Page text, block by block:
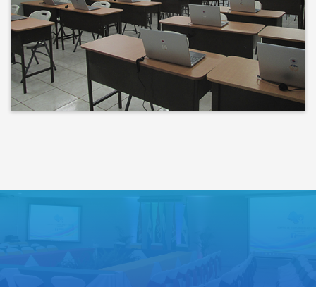
Bienvenidos a un espacio donde
las ideas cobran voz y el
conocimiento se comparte
todos tus mañanas